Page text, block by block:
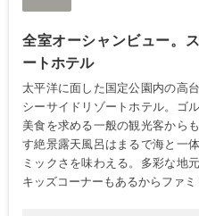
全室オーシャンビュー。
ートホテル
太平洋に面した国定公園内の高
シーサイドリゾートホテル。ゴ
美食を求める一般の観光客から
す絶景露天風呂はまるで海と一
ミックさを味わえる。多彩な地
キッズコーナーもあるからファミ